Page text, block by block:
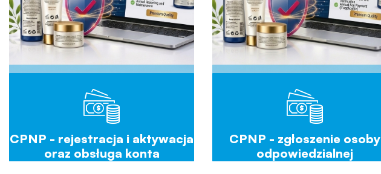
CPNP - rejestracja i aktywacja
oraz obsługa konta
CPNP - zgłoszenie osoby
odpowiedzialnej